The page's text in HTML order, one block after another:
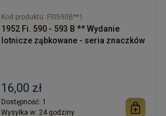
Kod produktu: FI0590B**1
1952 Fi. 590 - 593 B ** Wydanie
lotnicze ząbkowane - seria znaczków
16,00 zł
Dostępność: 1
Wysyłka w: 24 godziny